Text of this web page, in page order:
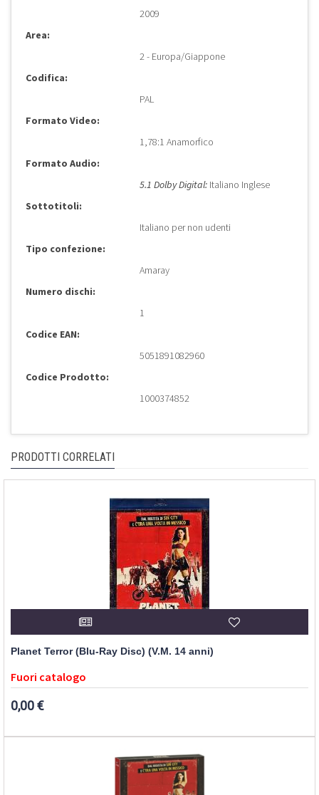
2009
Area:
2 - Europa/Giappone
Codifica:
PAL
Formato Video:
1,78:1 Anamorfico
Formato Audio:
5.1 Dolby Digital: Italiano Inglese
Sottotitoli:
Italiano per non udenti
Tipo confezione:
Amaray
Numero dischi:
1
Codice EAN:
5051891082960
Codice Prodotto:
1000374852
PRODOTTI CORRELATI
Planet Terror (Blu-Ray Disc) (V.M. 14 anni)
Fuori catalogo
0,00 €